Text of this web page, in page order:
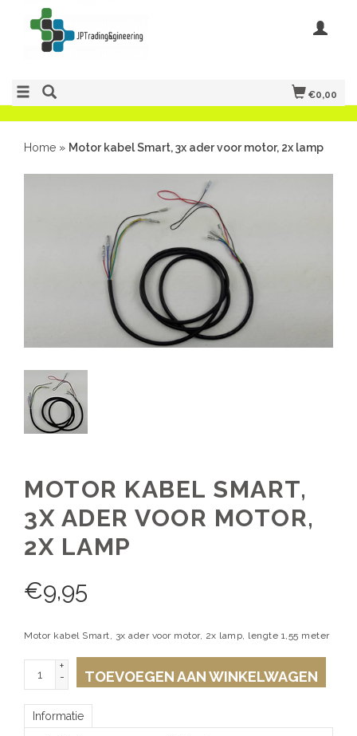
€0,00
Home » Motor kabel Smart, 3x ader voor motor, 2x lamp
MOTOR KABEL SMART,
3X ADER VOOR MOTOR,
2X LAMP
€9,95
Motor kabel Smart, 3x ader voor motor, 2x lamp, lengte 1,55 meter
+
-
TOEVOEGEN AAN WINKELWAGEN
Informatie